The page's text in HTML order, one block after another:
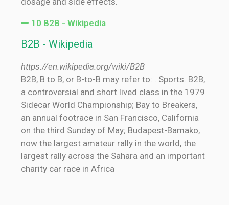
10 B2B - Wikipedia
B2B - Wikipedia
https://en.wikipedia.org/wiki/B2B
B2B, B to B, or B-to-B may refer to: . Sports. B2B,
a controversial and short lived class in the 1979
Sidecar World Championship; Bay to Breakers,
an annual footrace in San Francisco, California
on the third Sunday of May; Budapest-Bamako,
now the largest amateur rally in the world, the
largest rally across the Sahara and an important
charity car race in Africa